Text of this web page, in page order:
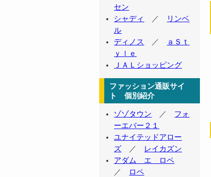
セン
シャディ
／
リンベ
ル
ディノス
／
ａＳｔ
ｙｌｅ
ＪＡＬショッピング
ファッション通販サイ
ト 個別紹介
ゾゾタウン ／ フォ
ーエバー２１
ユナイテッドアロー
ズ ／ レイカズン
アダム エ ロペ
／ ロペ